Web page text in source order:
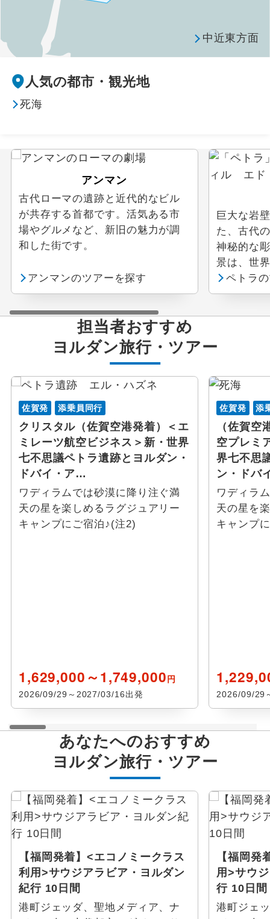
その他テーマ
グルメ
テーマパーク
中近東方面
人気の都市・観光地
死海
アンマン
古代ローマの遺跡と近代的なビル
が共存する首都です。活気ある市
場やグルメなど、新旧の魅力が調
和した街です。
アンマンのツアーを探す
巨大な岩
た、古代
神秘的な
景は、世
す。ペトラ
担当者おすすめ
ヨルダン旅行・ツアー
佐賀発 添乗員同行
クリスタル（佐賀空港発着）＜エ
ミレーツ航空ビジネス＞新・世界
七不思議ペトラ遺跡とヨルダン・
ドバイ・ア…
ワディラムでは砂漠に降り注ぐ満
天の星を楽しめるラグジュアリー
キャンプにご宿泊♪(注2)
1,629,000～1,749,000円
2026/09/29～2027/03/16出発
佐賀発 添
（佐賀空
空プレミ
界七不思
ン・ドバ
ワディラ
天の星を
キャンプ
2026/09/29
あなたへのおすすめ
ヨルダン旅行・ツアー
【福岡発着】<エコノミークラス
利用>サウジアラビア・ヨルダン
紀行 10日間
港町ジェッダ、聖地メディア、ナ
【福岡発
用>サウ
行 10日間
港町ジェ